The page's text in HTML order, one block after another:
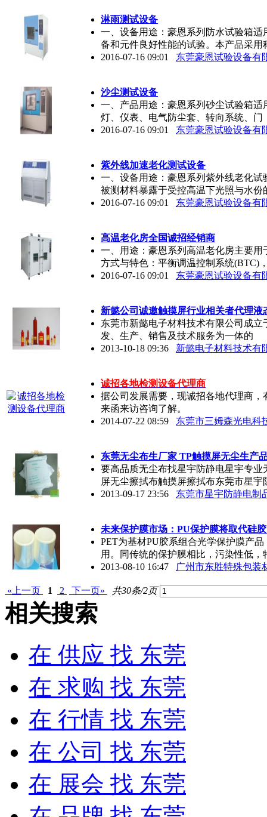
淋雨测试设备
一、设备用途：豪恩系列防水试验箱
备和元件良好性能的试验。本产品采用
2016-07-16 09:01
东莞豪恩试验设备有
沙尘测试设备
一、产品用途：豪恩系列砂尘试验箱
灯、仪表、电气防尘套、转向系统、门
2016-07-16 09:01
东莞豪恩试验设备有
紫外线加速老化测试设备
一、设备用途：豪恩系列紫外线老化
被测材料暴露于受控高温下光照与水份
2016-07-16 09:01
东莞豪恩试验设备有
高温老化房全国诚招经销商
一、用途：豪恩系列高温老化房主要
方式与特色：平衡调温控制系统(BTC)
2016-07-16 09:01
东莞豪恩试验设备有
新懿公司诚邀触摸屏行业相关者代理液
东莞市新懿电子材料技术有限公司成
发、生产、销售及技术服务为一体的
2013-10-18 09:36
新懿电子材料技术有
诚招各地检测设备代理商
据公司发展需要，现诚招各地代理商
来函来访咨询了解。
2014-07-22 08:59
东莞市三姆森光电科
东莞无尘布生厂家 TP触摸屏无尘生产
要高品质无尘布找星宇防静电星宇专
屏无尘擦拭布触摸屏擦拭布东莞市星宇
2013-09-17 23:56
东莞市星宇防静电制
未来保护膜市场：PU保护膜将取代硅
PET为基材PU胶系组合光学保护膜产
用。同传统的保护膜相比，污染性低，
2013-08-10 16:47
广州市东胜特殊包装
«上一页 1 2 下一页» 共30条/2页
相关搜索
在 供应 找 东莞
在 求购 找 东莞
在 行情 找 东莞
在 公司 找 东莞
在 展会 找 东莞